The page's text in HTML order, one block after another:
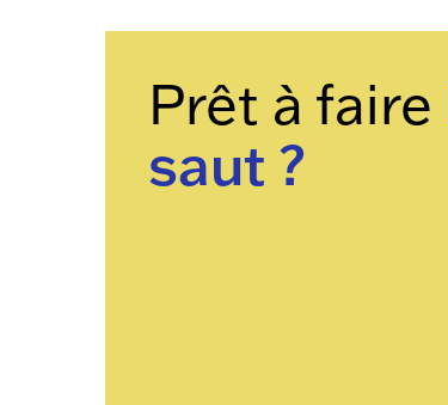
Prêt à faire
saut ?